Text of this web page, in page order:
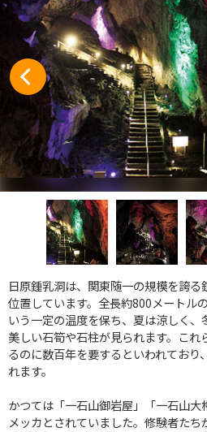
日原鍾乳洞は、関東随一の規模を誇
位置しています。全長約800メートル
いう一定の温度を保ち、夏は涼しく
美しい石筍や石柱が見られます。こ
るのに数百年を要するといわれており
れます。
かつては「一石山御岩屋」「一石山
メッカとされていました。修験者た